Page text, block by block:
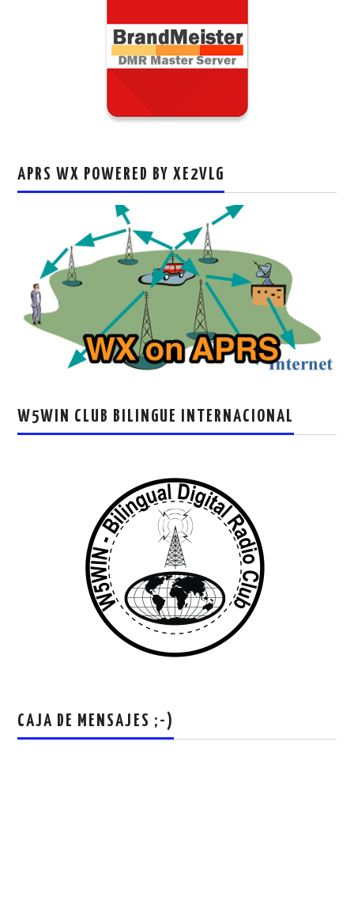
APRS WX POWERED BY XE2VLG
W5WIN CLUB BILINGUE INTERNACIONAL
CAJA DE MENSAJES ;-)